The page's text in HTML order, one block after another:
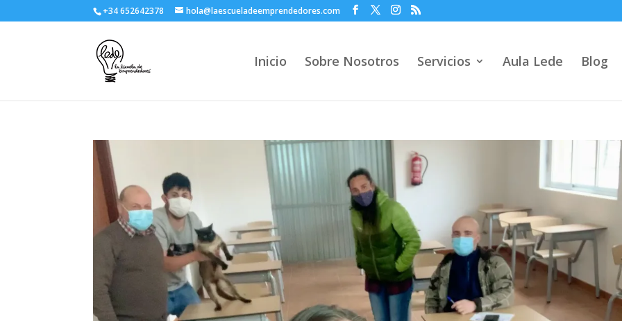
+34 652642378 hola@laescueladeemprendedores.com
Inicio Sobre Nosotros Servicios Aula Lede Blog